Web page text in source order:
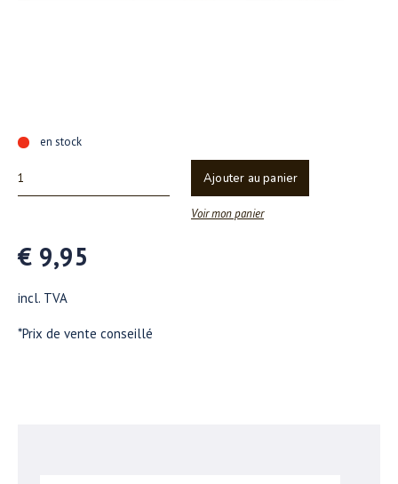
en stock
Ajouter au panier
Voir mon panier
€ 9,95
incl. TVA
*Prix de vente conseillé